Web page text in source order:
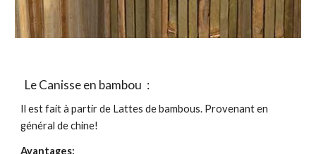
Le Canisse en bambou :
Il est fait à partir de Lattes de bambous. Provenant en
général de chine!
Avantages: